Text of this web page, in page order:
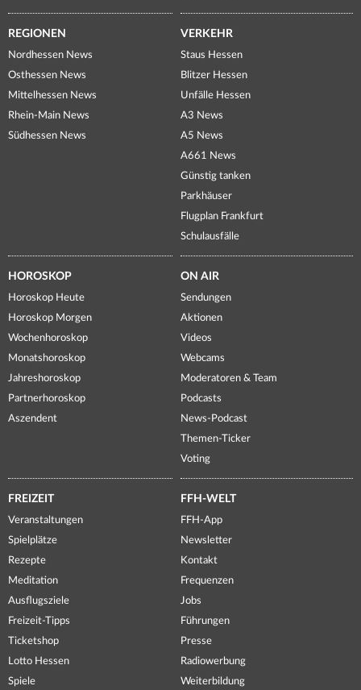
REGIONEN
Nordhessen News
Osthessen News
Mittelhessen News
Rhein-Main News
Südhessen News
VERKEHR
Staus Hessen
Blitzer Hessen
Unfälle Hessen
A3 News
A5 News
A661 News
Günstig tanken
Parkhäuser
Flugplan Frankfurt
Schulausfälle
HOROSKOP
Horoskop Heute
Horoskop Morgen
Wochenhoroskop
Monatshoroskop
Jahreshoroskop
Partnerhoroskop
Aszendent
ON AIR
Sendungen
Aktionen
Videos
Webcams
Moderatoren & Team
Podcasts
News-Podcast
Themen-Ticker
Voting
FREIZEIT
Veranstaltungen
Spielplätze
Rezepte
Meditation
Ausflugsziele
Freizeit-Tipps
Ticketshop
Lotto Hessen
Spiele
FFH-WELT
FFH-App
Newsletter
Kontakt
Frequenzen
Jobs
Führungen
Presse
Radiowerbung
Weiterbildung